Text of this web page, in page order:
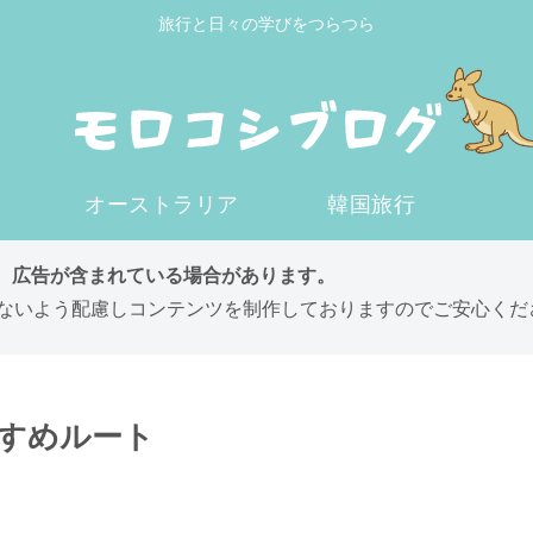
旅行と日々の学びをつらつら
オーストラリア 韓国旅行
告が含まれている場合があります。
よう配慮しコンテンツを制作しておりますのでご安心くだ
めルート